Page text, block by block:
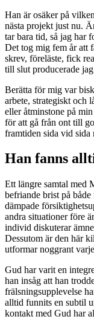
Han är osäker på
nästa projekt just nu.
tar bara tid, så jag har
Det tog mig fem år att
skrev, föreläste, fick
till slut producerade
Berätta för mig var
arbete, strategiskt och
eller åtminstone på
för att gå från ont till
framtiden sida vid sida
Han fanns
Ett längre samtal med
befriande brist på
dämpade
andra situationer före
individ diskuterar
Dessutom är den här
utformar noggrant
Gud har varit en
han insåg att han
frälsningsupplevelse
alltid funnits en subtil
kontakt med Gud har